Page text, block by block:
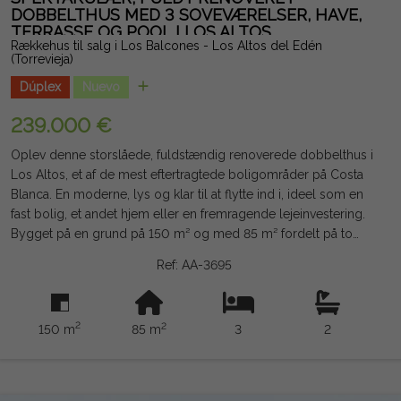
DOBBELTHUS MED 3 SOVEVÆRELSER, HAVE,
TERRASSE OG POOL I LOS ALTOS
Rækkehus til salg i Los Balcones - Los Altos del Edén
(Torrevieja)
Dúplex
Nuevo
239.000 €
Oplev denne storslåede, fuldstændig renoverede dobbelthus i
Los Altos, et af de mest eftertragtede boligområder på Costa
Blanca. En moderne, lys og klar til at flytte ind i, ideel som en
fast bolig, et andet hjem eller en fremragende lejeinvestering.
Bygget på en grund på 150 m² og med 85 m² fordelt på to
stueetagen finder vi en rummelig og lys åben stue-spisestue
med et fuldt udstyret køkken, et praktisk separat vaskerum, to
dobbeltværelser og et elegant badeværelse. Øverste etage er
beregnet til soveværelset, som har eget badeværelse og
Ref: AA-3695
150 m2 85 m2 3 2